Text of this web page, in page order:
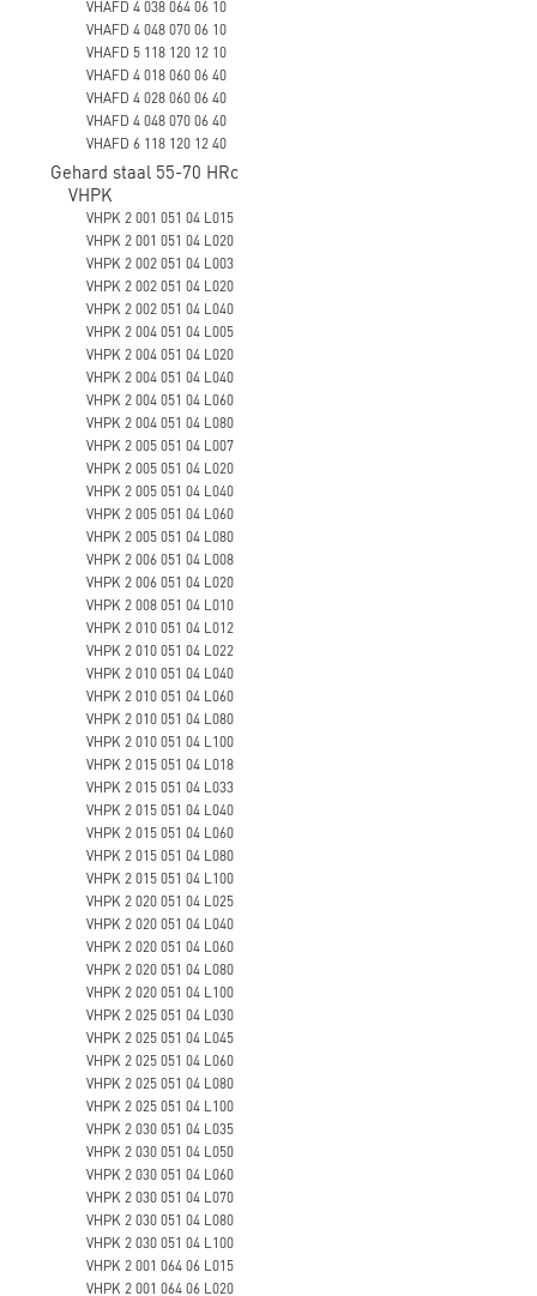
VHAFD 4 038 064 06 10
VHAFD 4 048 070 06 10
VHAFD 5 118 120 12 10
VHAFD 4 018 060 06 40
VHAFD 4 028 060 06 40
VHAFD 4 048 070 06 40
VHAFD 6 118 120 12 40
Gehard staal 55-70 HRc
VHPK
VHPK 2 001 051 04 L015
VHPK 2 001 051 04 L020
VHPK 2 002 051 04 L003
VHPK 2 002 051 04 L020
VHPK 2 002 051 04 L040
VHPK 2 004 051 04 L005
VHPK 2 004 051 04 L020
VHPK 2 004 051 04 L040
VHPK 2 004 051 04 L060
VHPK 2 004 051 04 L080
VHPK 2 005 051 04 L007
VHPK 2 005 051 04 L020
VHPK 2 005 051 04 L040
VHPK 2 005 051 04 L060
VHPK 2 005 051 04 L080
VHPK 2 006 051 04 L008
VHPK 2 006 051 04 L020
VHPK 2 008 051 04 L010
VHPK 2 010 051 04 L012
VHPK 2 010 051 04 L022
VHPK 2 010 051 04 L040
VHPK 2 010 051 04 L060
VHPK 2 010 051 04 L080
VHPK 2 010 051 04 L100
VHPK 2 015 051 04 L018
VHPK 2 015 051 04 L033
VHPK 2 015 051 04 L040
VHPK 2 015 051 04 L060
VHPK 2 015 051 04 L080
VHPK 2 015 051 04 L100
VHPK 2 020 051 04 L025
VHPK 2 020 051 04 L040
VHPK 2 020 051 04 L060
VHPK 2 020 051 04 L080
VHPK 2 020 051 04 L100
VHPK 2 025 051 04 L030
VHPK 2 025 051 04 L045
VHPK 2 025 051 04 L060
VHPK 2 025 051 04 L080
VHPK 2 025 051 04 L100
VHPK 2 030 051 04 L035
VHPK 2 030 051 04 L050
VHPK 2 030 051 04 L060
VHPK 2 030 051 04 L070
VHPK 2 030 051 04 L080
VHPK 2 030 051 04 L100
VHPK 2 001 064 06 L015
VHPK 2 001 064 06 L020